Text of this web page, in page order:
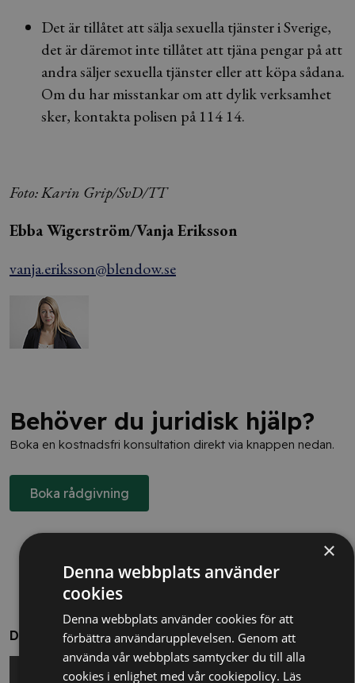
Det är tillåtet att sälja sexuella tjänster i Sverige,
det är däremot inte tillåtet att tjäna pengar på att
andra säljer sexuella tjänster eller att köpa sådana.
Om du har misstankar om att dylik verksamhet
sker, kontakta polisen på 114 14.
Foto: Karin Grip/SvD/TT
Ebba Wigerström/Vanja Eriksson
vanja.eriksson@blendow.se
Behöver du juridisk hjälp?
Boka en kostnadsfri konsultation direkt via knappen nedan.
Boka rådgivning
Dela
×
Denna webbplats använder
cookies
Denna webbplats använder cookies för att
förbättra användarupplevelsen. Genom att
använda vår webbplats samtycker du till alla
cookies i enlighet med vår cookiepolicy. Läs